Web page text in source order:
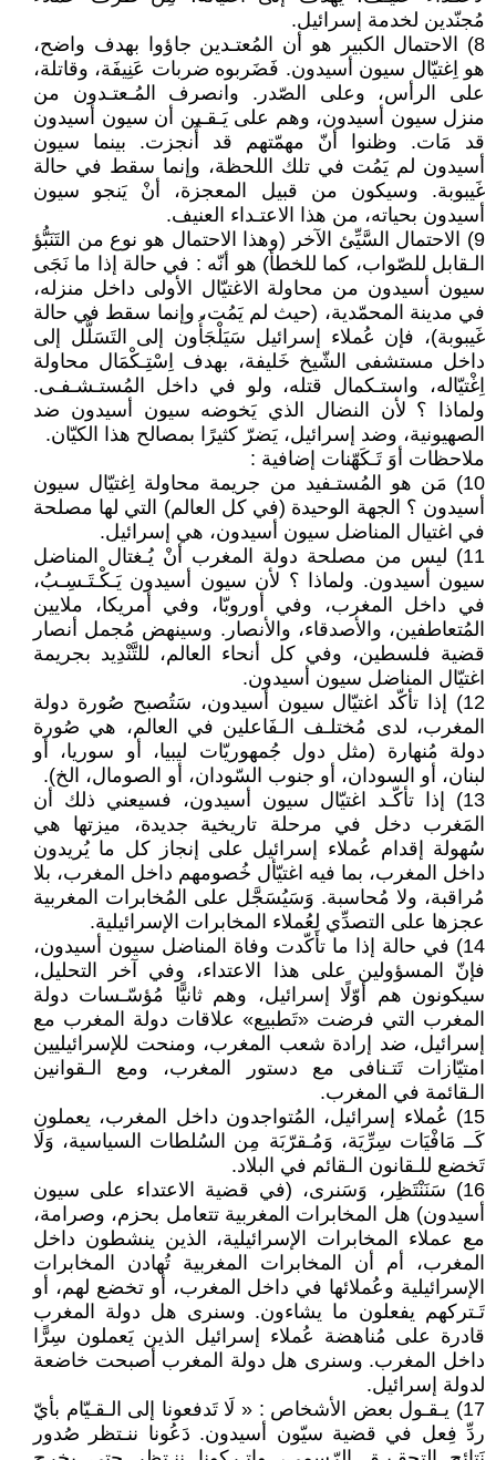
مُجنّدين لخدمة إسرائيل.
8) الاحتمال الكبير هو أن المُعتـدين جاؤوا بهدف واضح،
هو اِغتيّال سيون أسيدون. فَضَربوه ضربات عَنِيفَة، وقاتلة،
على الرأس، وعلى الصّدر. وانصرف المُـعتـدون من
منزل سيون أسيدون، وهم على يَـقـين أن سيون أسيدون
قد مَات. وظنوا أنّ مهمّتهم قد أُنجزت. بينما سيون
أسيدون لم يَمُت في تلك اللحظة، وإنما سقط في حالة
غَيبوبة. وسيكون من قبيل المعجزة، أنْ يَنجو سيون
أسيدون بحياته، من هذا الاعتـداء العنيف.
9) الاحتمال السَّيِّئ الآخر (وهذا الاحتمال هو نوع من التَنَبُّؤ
الـقابل للصّواب، كما للخطأ) هو أنّه : في حالة إذا ما نَجَى
سيون أسيدون من محاولة الاغتيّال الأولى داخل منزله،
في مدينة المحمّدية، (حيث لم يَمُت، وإنما سقط في حالة
غَيبوبة)، فإن عُملاء إسرائيل سَيَلْجَأُون إلى التَسَلُّل إلى
داخل مستشفى الشّيخ خَليفة، بهدف اِسْتِـكْمَال محاولة
اِغْتيّاله، واستـكمال قتله، ولو في داخل المُستـشـفـى.
ولماذا ؟ لأن النضال الذي يَخوضه سيون أسيدون ضد
الصهيونية، وضد إسرائيل، يَضرّ كثيرًا بمصالح هذا الكيّان.
ملاحظات أوَ تَـكَهّنات إضافية :
10) مَن هو المُستـفيد من جريمة محاولة اِغتيّال سيون
أسيدون ؟ الجهة الوحيدة (في كل العالم) التي لها مصلحة
في اغتيال المناضل سيون أسيدون، هي إسرائيل.
11) ليس من مصلحة دولة المغرب أنْ يُـغتال المناضل
سيون أسيدون. ولماذا ؟ لأن سيون أسيدون يَـكْـتَـسِـبُ،
في داخل المغرب، وفي أوروبّا، وفي أمريكا، ملايين
المُتعاطفين، والأصدقاء، والأنصار. وسينهض مُجمل أنصار
قضية فلسطين، وفي كل أنحاء العالم، للتَّنْدِيد بجريمة
اغتيّال المناضل سيون أسيدون.
12) إذا تأكّد اغتيّال سيون أسيدون، سَتُصبح صُورة دولة
المغرب، لدى مُختلـف الـفَاعلين في العالم، هي صُورة
دولة مُنهارة (مثل دول جُمهوريّات ليبيا، أو سوريا، أو
لبنان، أو السودان، أو جنوب السّودان، أو الصومال، الخ).
13) إذا تأكّـد اغتيّال سيون أسيدون، فسيعني ذلك أن
المَغرب دخل في مرحلة تاريخية جديدة، ميزتها هي
سُهولة إقدام عُملاء إسرائيل على إنجاز كل ما يُريدون
داخل المغرب، بما فيه اغتيّأل خُصومهم داخل المغرب، بلا
مُراقبة، ولا مُحاسبة. وَسَيُسَجَّل على المُخابرات المغربية
عجزها على التصدِّي لِعُملاء المخابرات الإسرائيلية.
14) في حالة إذا ما تأكّدت وفاة المناضل سيون أسيدون،
فإنّ المسؤولين على هذا الاعتداء، وفي آخر التحليل،
سيكونون هم أوّلًا إسرائيل، وهم ثانيًّا مُؤسّـسات دولة
المغرب التي فرضت «تَطبيع» علاقات دولة المغرب مع
إسرائيل، ضد إرادة شعب المغرب، ومنحت للإسرائيليين
امتيّازات تَتـنافى مع دستور المغرب، ومع الـقوانين
الـقائمة في المغرب.
15) عُملاء إسرائيل، المُتواجدون داخل المغرب، يعملون
كَــ مَافْيَات سِرِّيَة، وَمُـقرّبَة مِن السُلطات السياسية، وَلَا
تَخضع للـقانون الـقائم في البلاد.
16) سَنَنْتَظِر، وَسَنرى، (في قضية الاعتداء على سيون
أسيدون) هل المخابرات المغربية تتعامل بحزم، وصرامة،
مع عملاء المخابرات الإسرائيلية، الذين ينشطون داخل
المغرب، أم أن المخابرات المغربية تُهادن المخابرات
الإسرائيلية وعُملائها في داخل المغرب، أو تخضع لهم، أو
تَـتركهم يفعلون ما يشاءون. وسنرى هل دولة المغرب
قادرة على مُناهضة عُملاء إسرائيل الذين يَعملون سِرًّا
داخل المغرب. وسنرى هل دولة المغرب أصبحت خاضعة
لدولة إسرائيل.
17) يـقـول بعض الأشخاص : « لَا تَدفعونا إلى الـقـيّام بأيّ
ردِّ فِعل في قضية سيّون أسيدون. دَعُونا ننـتظر صُدور